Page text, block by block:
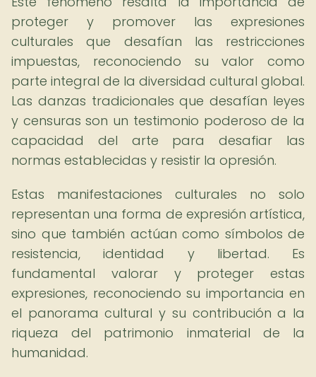
proteger y promover las expresiones
culturales que desafían las restricciones
impuestas, reconociendo su valor como
parte integral de la diversidad cultural global.
Las danzas tradicionales que desafían leyes
y censuras son un testimonio poderoso de la
capacidad del arte para desafiar las
normas establecidas y resistir la opresión.
Estas manifestaciones culturales no solo
representan una forma de expresión artística,
sino que también actúan como símbolos de
resistencia, identidad y libertad. Es
fundamental valorar y proteger estas
expresiones, reconociendo su importancia en
el panorama cultural y su contribución a la
riqueza del patrimonio inmaterial de la
humanidad.